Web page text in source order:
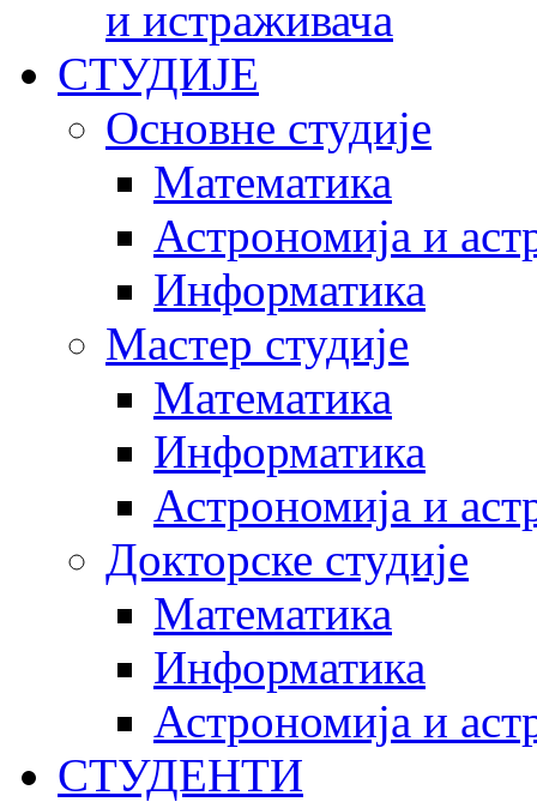
и истраживача
СТУДИЈЕ
Основне студије
Математика
Астрономија и
Информатика
Мастер студије
Математика
Информатика
Астрономија и
Докторске студије
Математика
Информатика
Астрономија и
СТУДЕНТИ